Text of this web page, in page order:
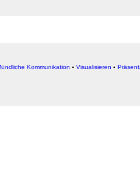
Kommunikation ▪ Visualisieren ▪